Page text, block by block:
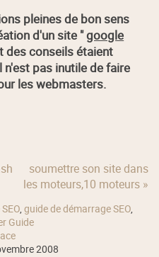
pleines de bon sens
d'un site "google
des conseils étaient
pas inutile de faire
les webmasters.
soumettre son site dans
les moteurs,10 moteurs »
,guide de démarrage SEO,
Guide
2008